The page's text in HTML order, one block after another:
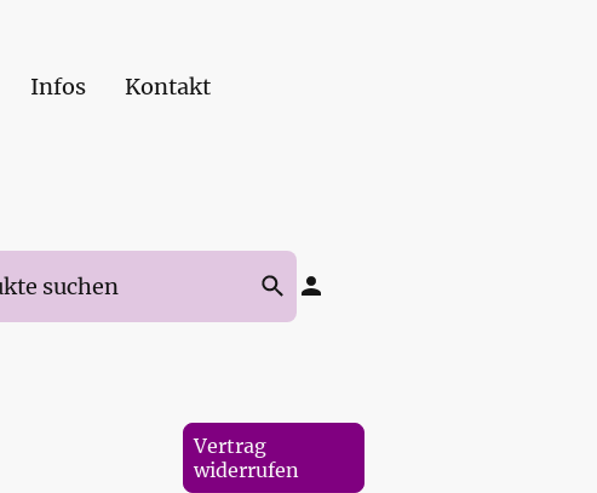
Infos
Kontakt
Vertrag
widerrufen